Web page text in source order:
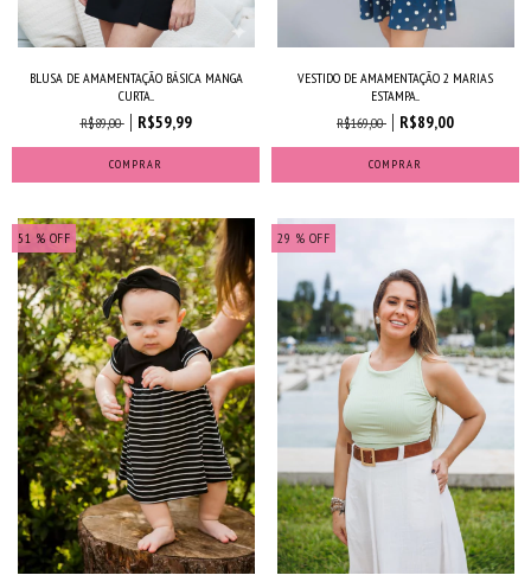
BLUSA DE AMAMENTAÇÃO BÁSICA MANGA
CURTA...
R$89,00
R$59,99
COMPRAR
VESTIDO DE AMAMENTAÇÃO 2 MARIAS
ESTAMPA...
R$169,00
R$89,00
COMPRAR
51 % OFF 29 % OFF